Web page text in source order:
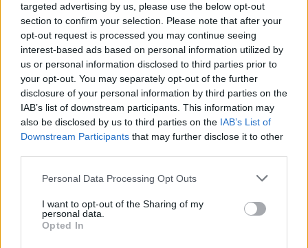
targeted advertising by us, please use the below opt-out
section to confirm your selection. Please note that after your
opt-out request is processed you may continue seeing
interest-based ads based on personal information utilized by
us or personal information disclosed to third parties prior to
your opt-out. You may separately opt-out of the further
disclosure of your personal information by third parties on the
IAB’s list of downstream participants. This information may
also be disclosed by us to third parties on the IAB’s List of
Downstream Participants that may further disclose it to other
Please note that this website/app uses one or more Google
not limited to your visit or usage behaviour. You may click to
grant or deny consent to Google and its third-party tags to
use your data for below specified purposes in below Google
Personal Data Processing Opt Outs
I want to opt-out of the Sharing of my
personal data.
Opted In
Verder lezen
NEWS